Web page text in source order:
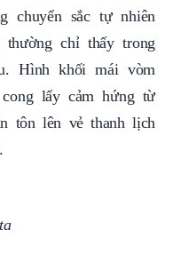
chuyển sắc tự nhiên
chỉ thấy trong
Hình khối mái vòm
lấy cảm hứng từ
tôn lên vẻ thanh lịch